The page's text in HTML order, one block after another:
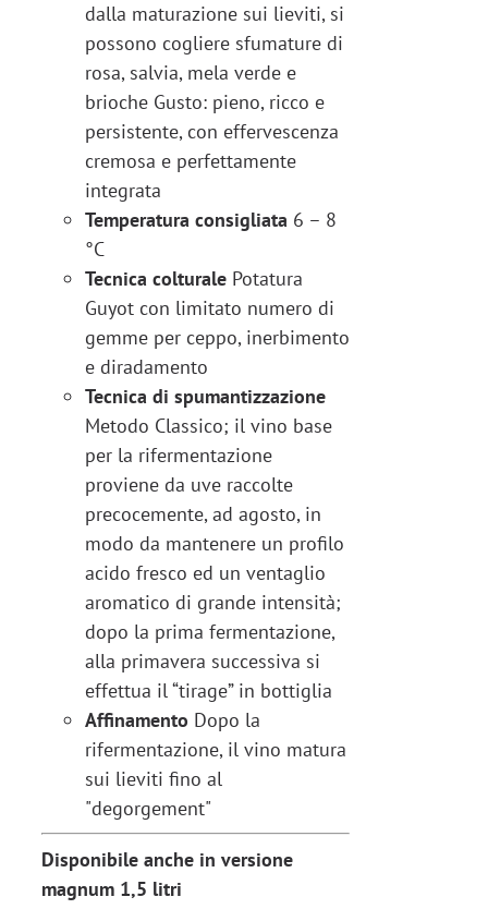
dalla maturazione sui lieviti, si
possono cogliere sfumature di
rosa, salvia, mela verde e
brioche Gusto: pieno, ricco e
persistente, con effervescenza
cremosa e perfettamente
integrata
Temperatura consigliata 6 – 8
°C
Tecnica colturalePotatura
Guyot con limitato numero di
gemme per ceppo, inerbimento
e diradamento
Tecnica di spumantizzazione
Metodo Classico; il vino base
per la rifermentazione
proviene da uve raccolte
precocemente, ad agosto, in
modo da mantenere un profilo
acido fresco ed un ventaglio
aromatico di grande intensità;
dopo la prima fermentazione,
alla primavera successiva si
effettua il “tirage” in bottiglia
Affinamento Dopo la
rifermentazione, il vino matura
sui lieviti fino al
"degorgement"
Disponibile anche in versione
magnum 1,5 litri